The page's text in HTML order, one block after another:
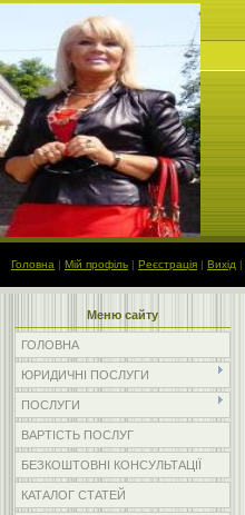
Головна | Мій профіль | Реєстрація | Вихід |
Меню сайту
ГОЛОВНА
ЮРИДИЧНІ ПОСЛУГИ
ПОСЛУГИ
ВАРТІСТЬ ПОСЛУГ
БЕЗКОШТОВНІ КОНСУЛЬТАЦІЇ
КАТАЛОГ СТАТЕЙ